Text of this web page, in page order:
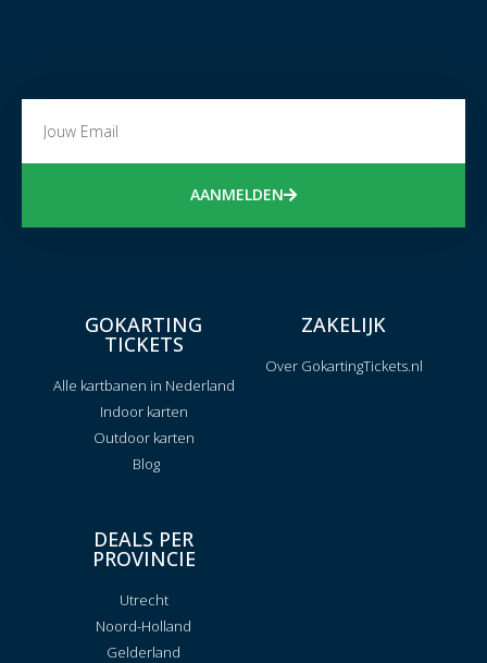
AANMELDEN
GOKARTING
TICKETS
Alle kartbanen in Nederland
Indoor karten
Outdoor karten
Blog
ZAKELIJK
Over GokartingTickets.nl
DEALS PER
PROVINCIE
Utrecht
Noord-Holland
Gelderland